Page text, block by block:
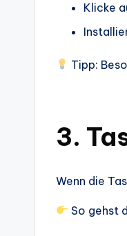
Klicke
Tipp:
3.
Wenn die
So gehst